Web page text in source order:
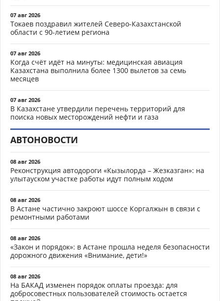
07 авг 2026
Токаев поздравил жителей Северо-Казахстанской
области с 90-летием региона
07 авг 2026
Когда счёт идёт на минуты: медицинская авиация
Казахстана выполнила более 1300 вылетов за семь
месяцев
07 авг 2026
В Казахстане утвердили перечень территорий для
поиска новых месторождений нефти и газа
АВТОНОВОСТИ
08 авг 2026
Реконструкция автодороги «Кызылорда – Жезказган»: на
улытауском участке работы идут полным ходом
08 авг 2026
В Астане частично закроют шоссе Коргалжын в связи с
ремонтными работами
08 авг 2026
«Закон и порядок»: в Астане прошла неделя безопасности
дорожного движения «Внимание, дети!»
08 авг 2026
На БАКАД изменен порядок оплаты проезда: для
добросовестных пользователей стоимость остается